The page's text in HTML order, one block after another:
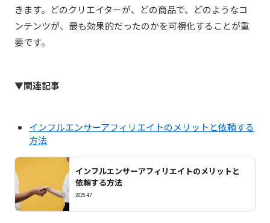
きます。どのクリエイターが、どの商品で、どのようなコ
ンテンツが、最も効果的だったのかを可視化することが重
要です。
▼関連記事
インフルエンサーアフィリエイトのメリットと依頼する
方法
インフルエンサーアフィリエイトのメリットと
依頼する方法
2025.4.7